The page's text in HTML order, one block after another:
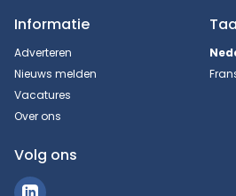
Informatie
Adverteren
Nieuws melden
Vacatures
Over ons
Volg ons